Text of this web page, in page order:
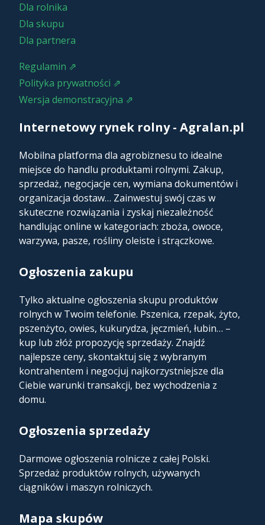
Dla rolnika
Dla skupu
Dla partnera
Regulamin ⇗
Polityka prywatności ⇗
Wersja demonstracyjna ⇗
Internetowy rynek rolny - Agralan.pl
Mobilna platforma dla agrobiznesu to idealne
miejsce do handlu produktami rolnymi. Zakup,
sprzedaż, negocjacje cen, wymiana dokumentów i
organizacja dostaw… Zainwestuj swój czas w
skuteczne rozwiązania i zyskaj niezależność
handlując online w kategoriach: zboża, owoce,
warzywa, pasze, rośliny oleiste i strączkowe.
Ogłoszenia zakupu
Tylko aktualne ogłoszenia skupu produktów
rolnych w Twoim telefonie. Pszenica, rzepak, żyto,
pszenżyto, owies, kukurydza, jęczmień, łubin… –
kup lub złóż propozycję sprzedaży. Znajdź
najlepsze ceny, skontaktuj się z wybranym
kontrahentem i negocjuj najkorzystniejsze dla
Ciebie warunki transakcji, bez wychodzenia z
domu.
Ogłoszenia sprzedaży
Darmowe ogłoszenia rolnicze z całej Polski.
Sprzedaż produktów rolnych, używanych
ciągników i maszyn rolniczych.
Mapa skupów​